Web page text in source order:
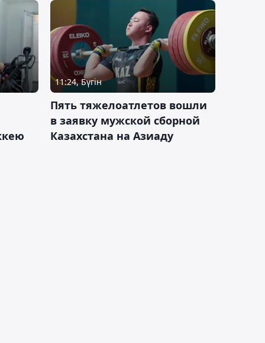
11:24, Бүгін
Пять тяжелоатлетов вошли
в заявку мужской сборной
Казахстана на Азиаду